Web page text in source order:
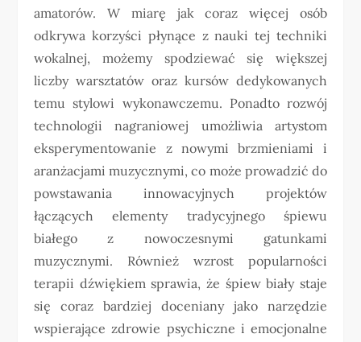
amatorów. W miarę jak coraz więcej osób
odkrywa korzyści płynące z nauki tej techniki
wokalnej, możemy spodziewać się większej
liczby warsztatów oraz kursów dedykowanych
temu stylowi wykonawczemu. Ponadto rozwój
technologii nagraniowej umożliwia artystom
eksperymentowanie z nowymi brzmieniami i
aranżacjami muzycznymi, co może prowadzić do
powstawania innowacyjnych projektów
łączących elementy tradycyjnego śpiewu
białego z nowoczesnymi gatunkami
muzycznymi. Również wzrost popularności
terapii dźwiękiem sprawia, że śpiew biały staje
się coraz bardziej doceniany jako narzędzie
wspierające zdrowie psychiczne i emocjonalne